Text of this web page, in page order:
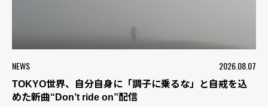
NEWS 2026.08.07
TOKYO世界、自分自身に「調子に乗るな」と自戒を込
めた新曲“Don’t ride on”配信